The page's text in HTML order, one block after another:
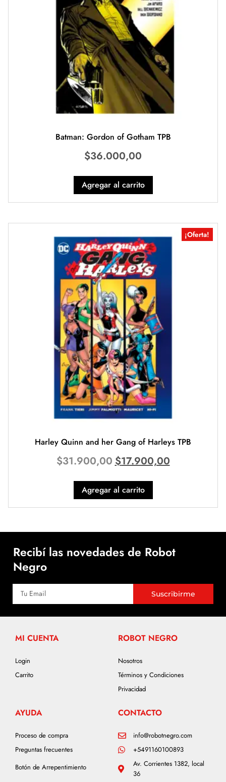
Batman: Gordon of Gotham TPB
$36.000,00
Agregar al carrito
¡Oferta!
Harley Quinn and her Gang of Harleys TPB
$31.900,00$17.900,00
Agregar al carrito
Recibí las novedades de Robot
Negro
Suscribirme
MI CUENTA
Login
Carrito
ROBOT NEGRO
Nosotros
Términos y Condiciones
Privacidad
AYUDA
Proceso de compra
Preguntas frecuentes
Botón de Arrepentimiento
CONTACTO
info@robotnegro.com
+5491160100893
Av. Corrientes 1382, local
36